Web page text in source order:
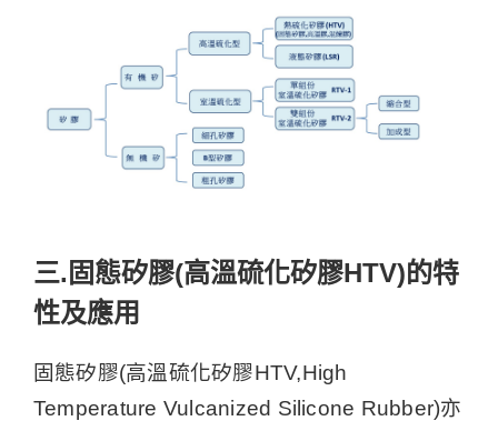
三.固態矽膠(高溫硫化矽膠HTV)的特
性及應用
固態矽膠(高溫硫化矽膠HTV,High
Temperature Vulcanized Silicone Rubber)亦